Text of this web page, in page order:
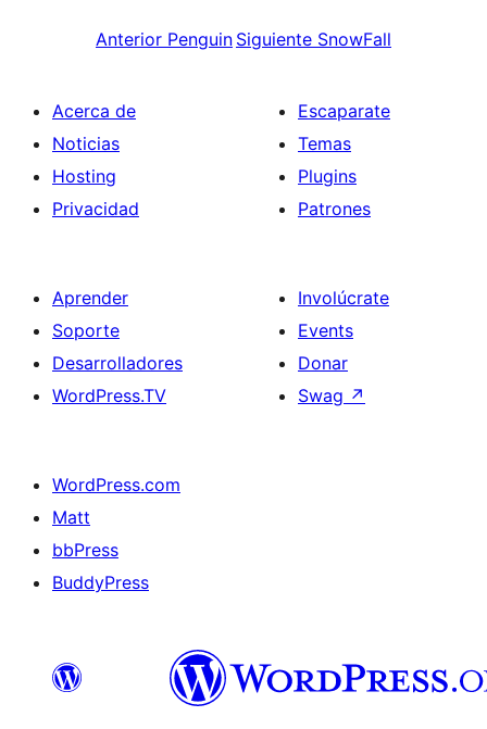
Anterior Penguin Siguiente SnowFall
Acerca de
Noticias
Hosting
Privacidad
Escaparate
Temas
Plugins
Patrones
Aprender
Soporte
Desarrolladores
WordPress.TV
Involúcrate
Events
Donar
Swag ↗
WordPress.com
Matt
bbPress
BuddyPress